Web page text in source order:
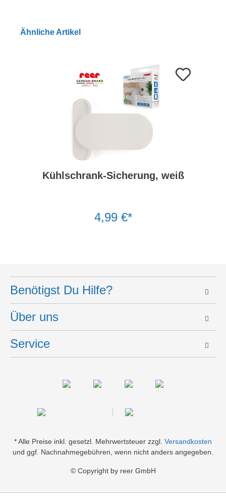
Ähnliche Artikel
Kühlschrank-Sicherung, weiß
4,99 €*
Benötigst Du Hilfe?
Über uns
Service
* Alle Preise inkl. gesetzl. Mehrwertsteuer zzgl. Versandkosten
und ggf. Nachnahmegebühren, wenn nicht anders angegeben.
© Copyright by reer GmbH